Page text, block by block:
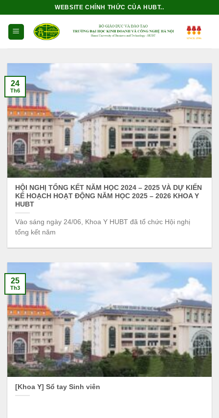
dung
WEBSITE CHÍNH THỨC CỦA HUBT..
HỘI NGHỊ TỔNG KẾT NĂM HỌC 2024 – 2025 VÀ DỰ KIẾN
KẾ HOẠCH HOẠT ĐỘNG NĂM HỌC 2025 – 2026 KHOA Y
HUBT
Vào sáng ngày 24/06, Khoa Y HUBT đã tổ chức Hội nghị
tổng kết năm
24
Th6
[Khoa Y] Sổ tay Sinh viên
25
Th3